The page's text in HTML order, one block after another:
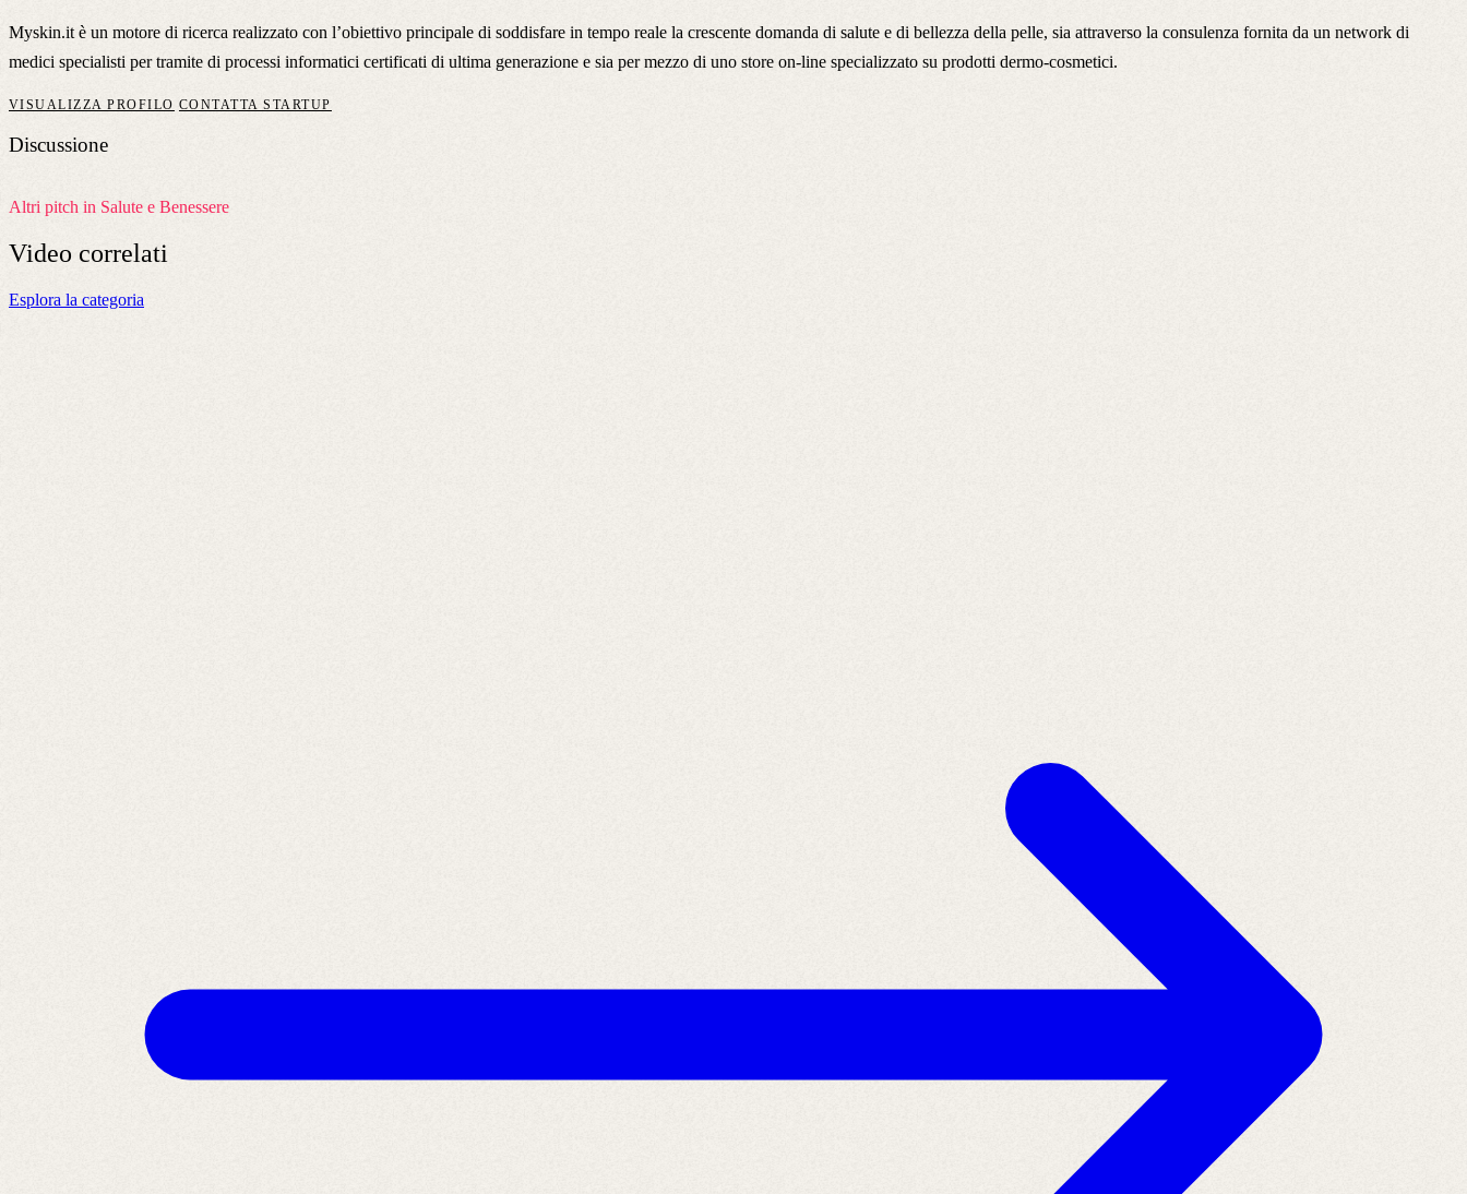
Myskin.it è un motore di ricerca realizzato con l’obiettivo principale di soddisfare in tempo reale la crescente domanda di salute e di bellezza della pelle, sia attraverso la consulenza fornita da un network di
medici specialisti per tramite di processi informatici certificati di ultima generazione e sia per mezzo di uno store on-line specializzato su prodotti dermo-cosmetici.
VISUALIZZA PROFILO CONTATTA STARTUP
Discussione
Altri pitch in Salute e Benessere
Video correlati
Esplora la categoria